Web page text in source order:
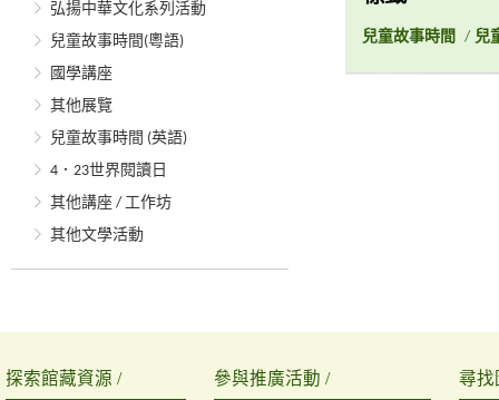
弘揚中華文化系列活動
兒童故事時間(粵語)
國學講座
其他展覽
兒童故事時間 (英語)
4．23世界閱讀日
其他講座 / 工作坊
其他文學活動
兒童故事時間 / 兒
探索館藏資源 / 參與推廣活動 / 尋找